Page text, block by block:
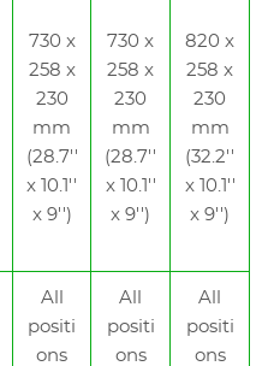
730 x
258 x
230
mm
(28.7''
x 10.1''
x 9'')
730 x
258 x
230
mm
(28.7''
x 10.1''
x 9'')
820 x
258 x
230
mm
(32.2''
x 10.1''
x 9'')
All
positi
ons
All
positi
ons
All
positi
ons